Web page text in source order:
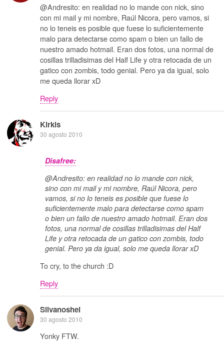
@Andresito: en realidad no lo mande con nick, sino
con mi mail y mi nombre, Raúl Nicora, pero vamos, si
no lo teneis es posible que fuese lo suficientemente
malo para detectarse como spam o bien un fallo de
nuestro amado hotmail. Eran dos fotos, una normal de
cosillas trilladisimas del Half Life y otra retocada de un
gatico con zombis, todo genial. Pero ya da igual, solo
me queda llorar xD
Reply
Kirkis
30 agosto 2010
Disafree:
@Andresito: en realidad no lo mande con nick,
sino con mi mail y mi nombre, Raúl Nicora, pero
vamos, si no lo teneis es posible que fuese lo
suficientemente malo para detectarse como spam
o bien un fallo de nuestro amado hotmail. Eran dos
fotos, una normal de cosillas trilladisimas del Half
Life y otra retocada de un gatico con zombis, todo
genial. Pero ya da igual, solo me queda llorar xD
To cry, to the church :D
Reply
Silvanoshei
30 agosto 2010
Yonky FTW.